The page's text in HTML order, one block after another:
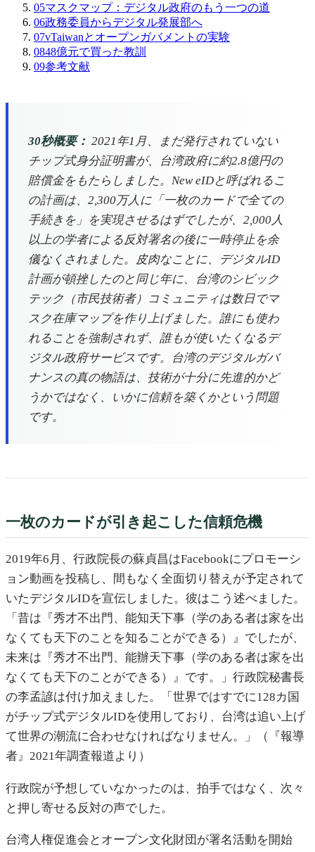
05マスクマップ：デジタル政府のもう一つの道
06政務委員からデジタル発展部へ
07vTaiwanとオープンガバメントの実験
0848億元で買った教訓
09参考文献
30秒概要： 2021年1月、まだ発行されていない
チップ式身分証明書が、台湾政府に約2.8億円の
賠償金をもたらしました。New eIDと呼ばれるこ
の計画は、2,300万人に「一枚のカードで全ての
手続きを」を実現させるはずでしたが、2,000人
以上の学者による反対署名の後に一時停止を余
儀なくされました。皮肉なことに、デジタルID
計画が頓挫したのと同じ年に、台湾のシビック
テック（市民技術者）コミュニティは数日でマ
スク在庫マップを作り上げました。誰にも使わ
れることを強制されず、誰もが使いたくなるデ
ジタル政府サービスです。台湾のデジタルガバ
ナンスの真の物語は、技術が十分に先進的かど
うかではなく、いかに信頼を築くかという問題
です。
一枚のカードが引き起こした信頼危機
2019年6月、行政院長の蘇貞昌はFacebookにプロモーシ
ョン動画を投稿し、間もなく全面切り替えが予定されて
いたデジタルIDを宣伝しました。彼はこう述べました。
「昔は『秀才不出門、能知天下事（学のある者は家を出
なくても天下のことを知ることができる）』でしたが、
未来は『秀才不出門、能辦天下事（学のある者は家を出
なくても天下のことができる）』です。」行政院秘書長
の李孟諺は付け加えました。「世界ではすでに128カ国
がチップ式デジタルIDを使用しており、台湾は追い上げ
て世界の潮流に合わせなければなりません。」（『報導
者』2021年調査報道より）
行政院が予想していなかったのは、拍手ではなく、次々
と押し寄せる反対の声でした。
台湾人権促進会とオープン文化財団が署名活動を開始